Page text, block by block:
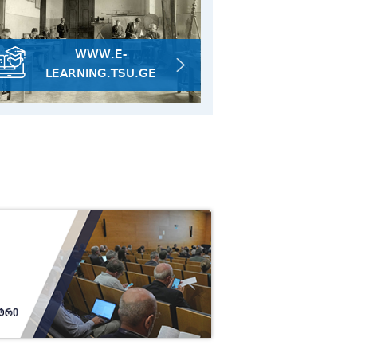
2026
ახალი
ფაკულტეტის დღე
30/07
2026
WWW.E-
LEARNING.TSU.GE